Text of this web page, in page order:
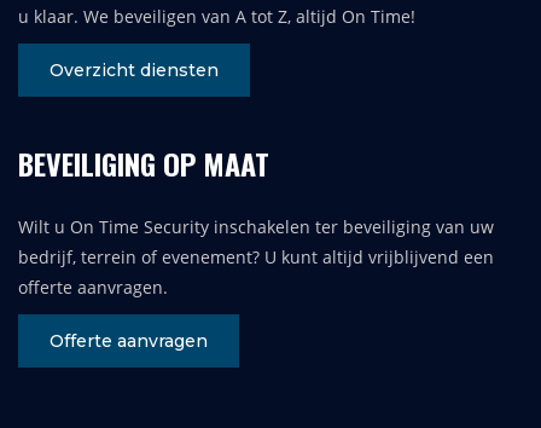
u klaar. We beveiligen van A tot Z, altijd On Time!
Overzicht diensten
BEVEILIGING OP MAAT
Wilt u On Time Security inschakelen ter beveiliging van uw
bedrijf, terrein of evenement? U kunt altijd vrijblijvend een
offerte aanvragen.
Offerte aanvragen